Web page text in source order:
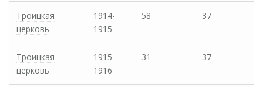
Троицкая
церковь
1914-
1915
58 37
Троицкая
церковь
1915-
1916
31 37